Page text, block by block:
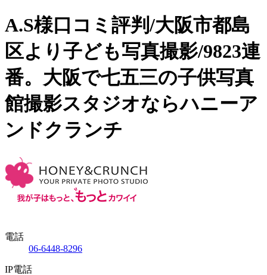
A.S様口コミ評判/大阪市都島
区より子ども写真撮影/9823連
番。大阪で七五三の子供写真
館撮影スタジオならハニーア
ンドクランチ
電話
06-6448-8296
IP電話